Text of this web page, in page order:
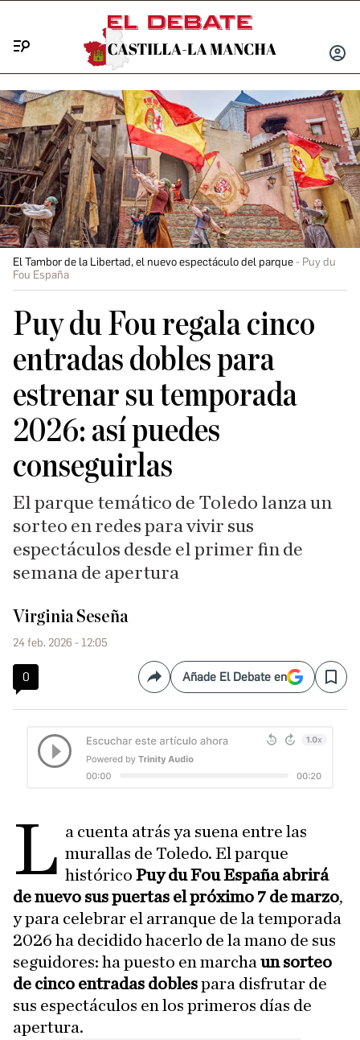
INICIAR
El Tambor de la Libertad, el nuevo espectáculo del parque
Puy du
Fou España
Puy du Fou regala cinco
entradas dobles para
estrenar su temporada
2026: así puedes
conseguirlas
El parque temático de Toledo lanza un
sorteo en redes para vivir sus
espectáculos desde el primer fin de
semana de apertura
Virginia Seseña
24 feb. 2026 - 12:05
0 CompartirAñade El Debate en Save
L a cuenta atrás ya suena entre las
murallas de Toledo. El parque
históricoPuy du Fou España abrirá
de nuevo sus puertas el próximo 7 de marzo,
y para celebrar el arranque de la temporada
2026 ha decidido hacerlo de la mano de sus
seguidores: ha puesto en marcha un sorteo
de cinco entradas doblespara disfrutar de
sus espectáculos en los primeros días de
apertura.